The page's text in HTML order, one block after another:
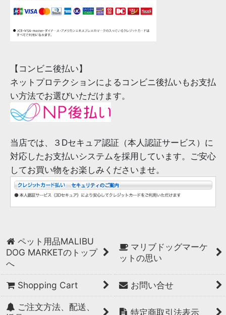
【コンビニ後払い】
ネットプロテクションによるコンビニ後払いもお支払
い方法でお選びいただけます。
当店では、３Dセキュア認証（本人認証サービス）に
対応したお支払いシステムを採用しています。ご安心
してお買い物をお楽しみくださいませ。
ペット用品MALIBU
DOG MARKETのトップ
へ
マリブドッグマーケ
ットの思い
Shopping Cart お問い合せ
ご注文方法、配送、
特定商取引法表示